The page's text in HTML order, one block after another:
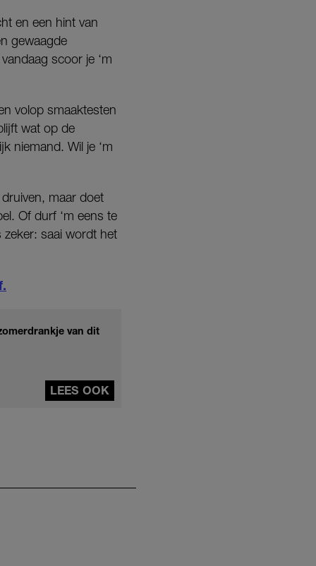
en een hint van
gewaagde
scoor je ‘m
volop smaaktesten
wat op de
niemand. Wil je ‘m
maar doet
Of durf ‘m eens te
saai wordt het
van dit
LEES OOK